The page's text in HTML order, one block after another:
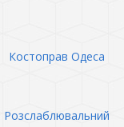
Костоправ Одеса
Розслаблювальний